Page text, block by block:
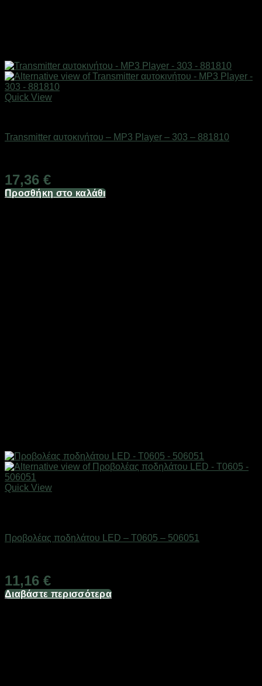
Quick View
Transmitter αυτοκινήτου – MP3 Player – 303 – 881810
17,36 €
Προσθήκη στο καλάθι
Quick View
Προβολέας ποδηλάτου LED – T0605 – 506051
11,16 €
Διαβάστε περισσότερα